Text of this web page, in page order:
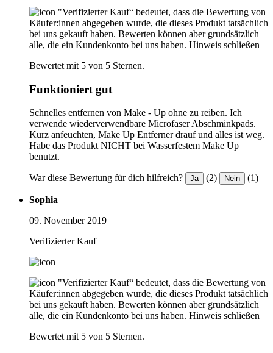
"Verifizierter Kauf“ bedeutet, dass die Bewertung von
Käufer:innen abgegeben wurde, die dieses Produkt tatsächlich
bei uns gekauft haben. Bewerten können aber grundsätzlich
alle, die ein Kundenkonto bei uns haben. Hinweis schließen
Bewertet mit 5 von 5 Sternen.
Funktioniert gut
Schnelles entfernen von Make - Up ohne zu reiben. Ich
verwende wiederverwendbare Microfaser Abschminkpads.
Kurz anfeuchten, Make Up Entferner drauf und alles ist weg.
Habe das Produkt NICHT bei Wasserfestem Make Up
benutzt.
War diese Bewertung für dich hilfreich? Ja (2) Nein (1)
Sophia
09. November 2019
Verifizierter Kauf
"Verifizierter Kauf“ bedeutet, dass die Bewertung von
Käufer:innen abgegeben wurde, die dieses Produkt tatsächlich
bei uns gekauft haben. Bewerten können aber grundsätzlich
alle, die ein Kundenkonto bei uns haben. Hinweis schließen
Bewertet mit 5 von 5 Sternen.